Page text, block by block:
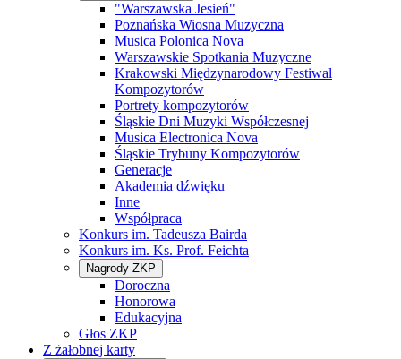
"Warszawska Jesień"
Poznańska Wiosna Muzyczna
Musica Polonica Nova
Warszawskie Spotkania Muzyczne
Krakowski Międzynarodowy Festiwal
Kompozytorów
Portrety kompozytorów
Śląskie Dni Muzyki Współczesnej
Musica Electronica Nova
Śląskie Trybuny Kompozytorów
Generacje
Akademia dźwięku
Inne
Współpraca
Konkurs im. Tadeusza Bairda
Konkurs im. Ks. Prof. Feichta
Nagrody ZKP
Doroczna
Honorowa
Edukacyjna
Głos ZKP
Z żałobnej karty